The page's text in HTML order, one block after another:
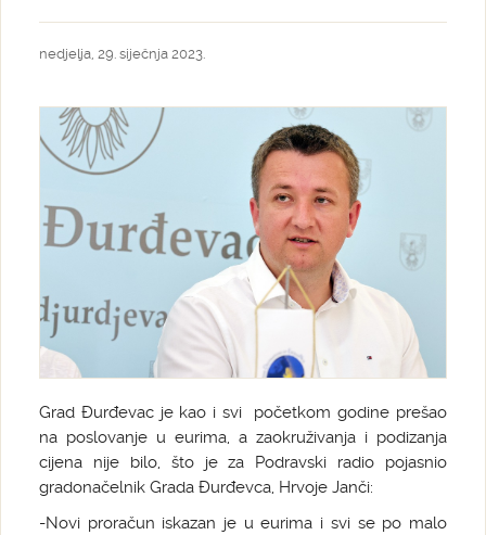
nedjelja, 29. siječnja 2023.
Grad Đurđevac je kao i svi početkom godine prešao
na poslovanje u eurima, a zaokruživanja i podizanja
cijena nije bilo, što je za Podravski radio pojasnio
gradonačelnik Grada Đurđevca, Hrvoje Janči:
-Novi proračun iskazan je u eurima i svi se po malo